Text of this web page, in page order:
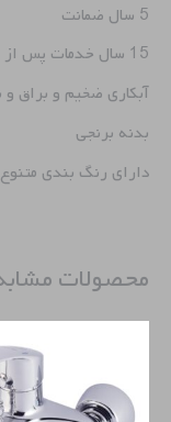
5 سال ضمانت
15 سال خدمات پس از فروش
آبکاری ضخیم و براق و
بدنه برنجی
دارای رنگ بندی متنوع
محصولات